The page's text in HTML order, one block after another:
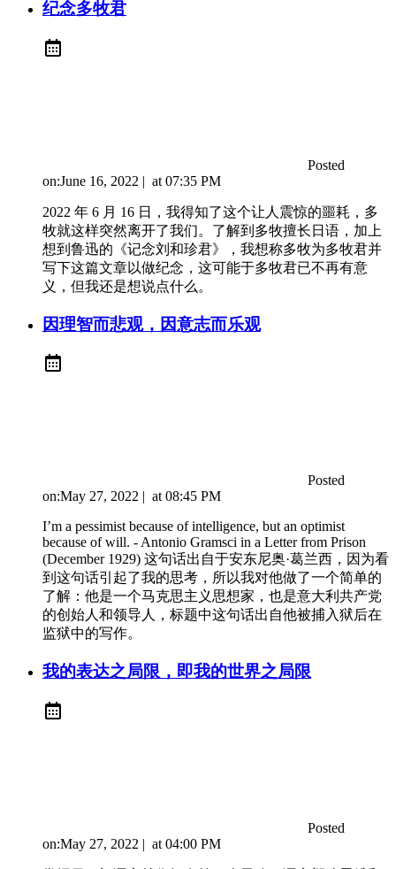
纪念多牧君
Posted
on:June 16, 2022 | at 07:35 PM
2022 年 6 月 16 日，我得知了这个让人震惊的噩耗，多
牧就这样突然离开了我们。了解到多牧擅长日语，加上
想到鲁迅的《记念刘和珍君》，我想称多牧为多牧君并
写下这篇文章以做纪念，这可能于多牧君已不再有意
义，但我还是想说点什么。
因理智而悲观，因意志而乐观
Posted
on:May 27, 2022 | at08:45 PM
I’m a pessimist because of intelligence, but an optimist
because of will. - Antonio Gramsci in a Letter from Prison
(December 1929) 这句话出自于安东尼奥·葛兰西，因为看
到这句话引起了我的思考，所以我对他做了一个简单的
了解：他是一个马克思主义思想家，也是意大利共产党
的创始人和领导人，标题中这句话出自他被捕入狱后在
监狱中的写作。
我的表达之局限，即我的世界之局限
Posted
on:May 27, 2022 | at 04:00 PM